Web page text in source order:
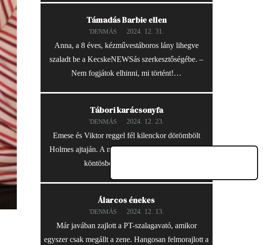
Támadás Barbie ellen
'DENMÁS 2024. 12. 31.
Anna, a 8 éves, kézművestáboros lány lihegve
szaladt be a KecskeNEWSás szerkesztőségébe. –
Nem fogjátok elhinni, mi történt!…
Tábori karácsonyfa
'DENMÁS 2024. 12. 23.
Emese és Viktor reggel fél kilenckor dörömbölt
Holmes ajtaján. A nyomozó fáradtan, kalapban és
köntösben nyitott ajtót. –…
Álarcos énekes
'DENMÁS 2024. 12. 13.
Már javában zajlott a PT-szalagavató, amikor
egyszer csak megállt a zene. Hangosan felmorajlott a